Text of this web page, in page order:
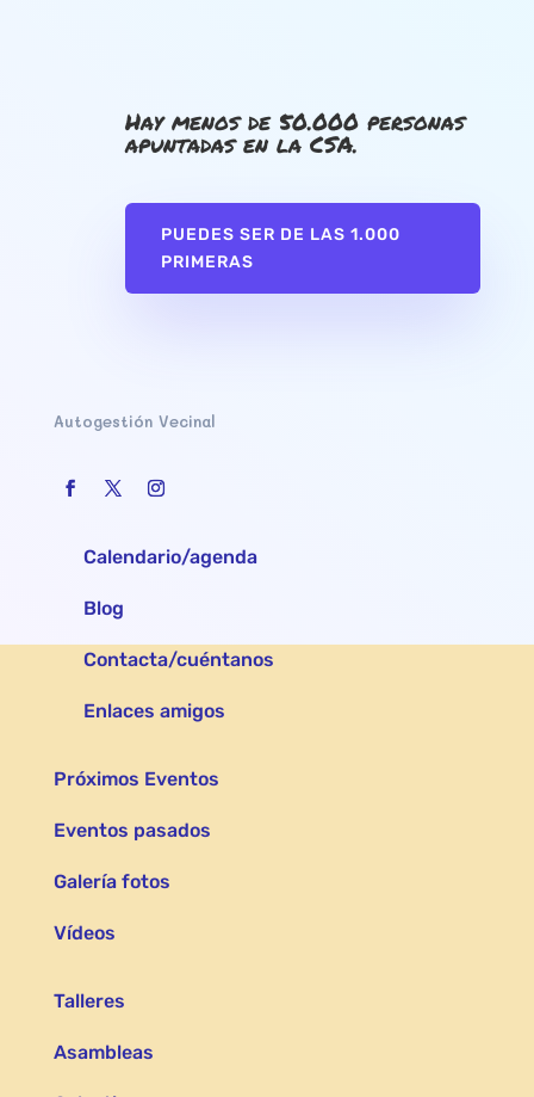
Hay menos de 50.000 personas
apuntadas en la CSA.
PUEDES SER DE LAS 1.000
PRIMERAS
Autogestión Vecinal
Calendario/agenda
Blog
Contacta/cuéntanos
Enlaces amigos
Próximos Eventos
Eventos pasados
Galería fotos
Vídeos
Talleres
Asambleas